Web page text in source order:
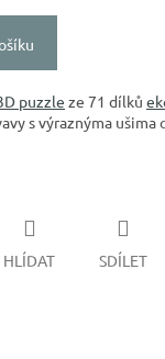
puzzle ze 71 dílků
s výraznýma ušima
HLÍDAT SDÍLET